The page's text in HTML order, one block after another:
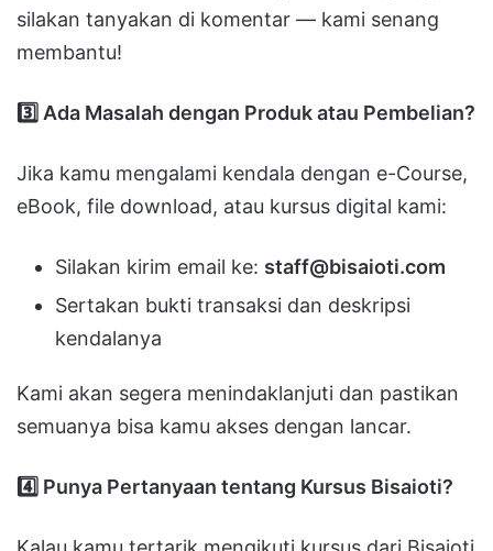
silakan tanyakan di komentar — kami senang
membantu!
3️ Ada Masalah dengan Produk atau Pembelian?
Jika kamu mengalami kendala dengan e-Course,
eBook, file download, atau kursus digital kami:
Silakan kirim email ke: staff@bisaioti.com
Sertakan bukti transaksi dan deskripsi
kendalanya
Kami akan segera menindaklanjuti dan pastikan
semuanya bisa kamu akses dengan lancar.
4️ Punya Pertanyaan tentang Kursus Bisaioti?